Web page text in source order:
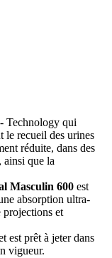
Technology qui
le recueil des urines
réduite, dans des
ainsi que la
Masculin 600 est
absorption ultra-
projections et
est prêt à jeter dans
vigueur.